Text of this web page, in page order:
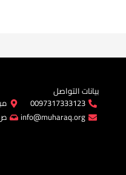
بيانات التواصل
0097317333123
info@muharaq.org
مبنى 499
ص.ب